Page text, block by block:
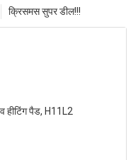
क्रिसमस सुपर डील!!!